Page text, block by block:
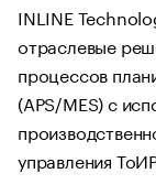
INLINE
отраслевые
процессов
(APS/MES) с
управления